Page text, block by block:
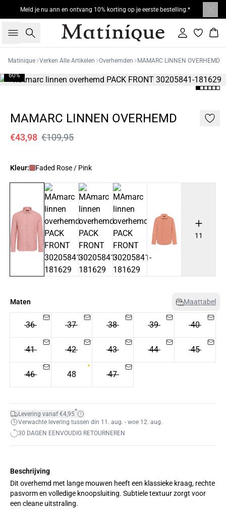
Meld je nu ann en ontvang 10% korting op je eerste bestelling.*
Zoeken Inloggen
Matinique Verken Alle Artikelen Overhemden MAMARC LINNEN OVERHEMD
60%
MAMARC LINNEN OVERHEMD
€43,98 €109,95
Kleur: Faded Rose / Pink
11
Maten Maattabel
36 37 38 39 40
41 42 43 44 45
46 48 47
Levering vanaf €4,95*
Verwachte levering tussen din 11. aug. - woe 12. aug.
30 DAGEN EENVOUDIG RETOURNEREN
Beschrijving
Dit overhemd met lange mouwen heeft een klassieke kraag, rechte
pasvorm en volledige knoopsluiting. Subtiele textuur zorgt voor
een cleane uitstraling.